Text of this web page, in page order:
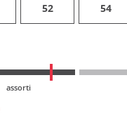
52 54
assorti